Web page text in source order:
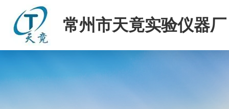
常州市天竟实验仪器厂